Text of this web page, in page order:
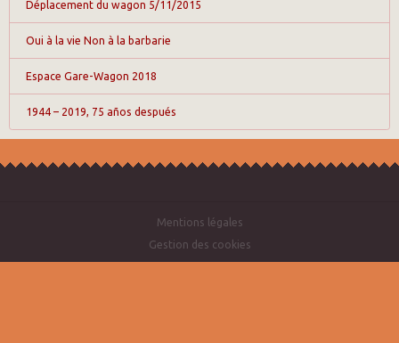
Déplacement du wagon 5/11/2015
Oui à la vie Non à la barbarie
Espace Gare-Wagon 2018
1944 – 2019, 75 años después
Mentions légales
Gestion des cookies